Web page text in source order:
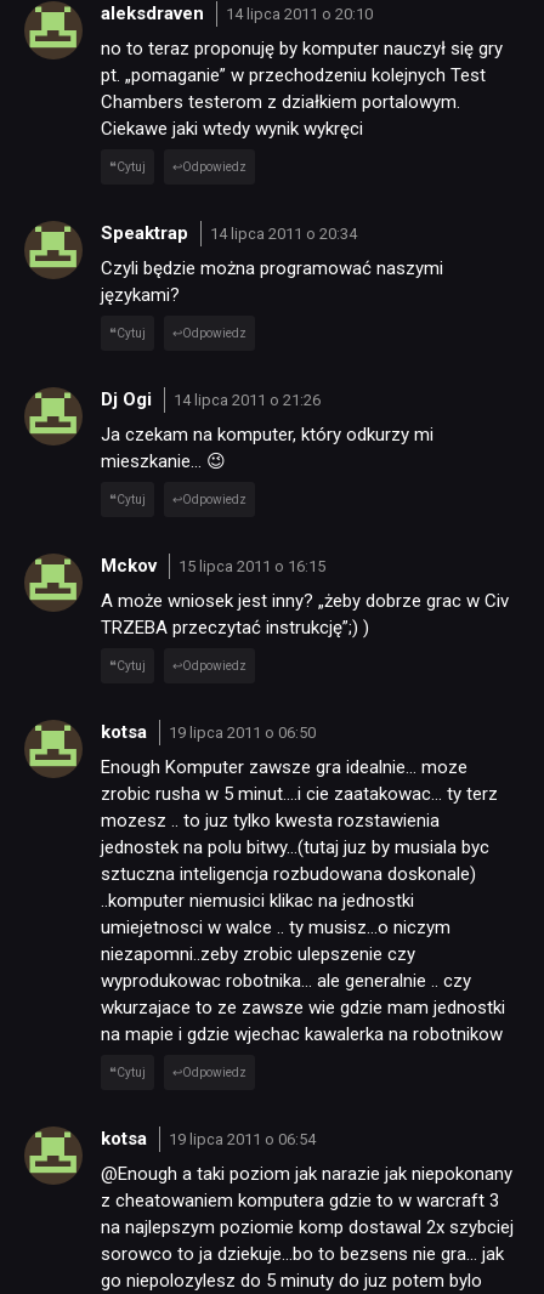
aleksdraven 14 lipca 2011 o 20:10
no to teraz proponuję by komputer nauczył się gry
pt. „pomaganie” w przechodzeniu kolejnych Test
Chambers testerom z działkiem portalowym.
Ciekawe jaki wtedy wynik wykręci
Cytuj Odpowiedz
Speaktrap 14 lipca 2011 o 20:34
Czyli będzie można programować naszymi
językami?
Cytuj Odpowiedz
Dj Ogi 14 lipca 2011 o 21:26
Ja czekam na komputer, który odkurzy mi
mieszkanie… 😉
Cytuj Odpowiedz
Mckov 15 lipca 2011 o 16:15
A może wniosek jest inny? „żeby dobrze grac w Civ
TRZEBA przeczytać instrukcję”;) )
Cytuj Odpowiedz
kotsa 19 lipca 2011 o 06:50
Enough Komputer zawsze gra idealnie… moze
zrobic rusha w 5 minut….i cie zaatakowac… ty terz
mozesz .. to juz tylko kwesta rozstawienia
jednostek na polu bitwy…(tutaj juz by musiala byc
sztuczna inteligencja rozbudowana doskonale)
..komputer niemusici klikac na jednostki
umiejetnosci w walce .. ty musisz…o niczym
niezapomni..zeby zrobic ulepszenie czy
wyprodukowac robotnika… ale generalnie .. czy
wkurzajace to ze zawsze wie gdzie mam jednostki
na mapie i gdzie wjechac kawalerka na robotnikow
Cytuj Odpowiedz
kotsa 19 lipca 2011 o 06:54
@Enough a taki poziom jak narazie jak niepokonany
z cheatowaniem komputera gdzie to w warcraft 3
na najlepszym poziomie komp dostawal 2x szybciej
sorowco to ja dziekuje…bo to bezsens nie gra… jak
go niepolozylesz do 5 minuty do juz potem bylo